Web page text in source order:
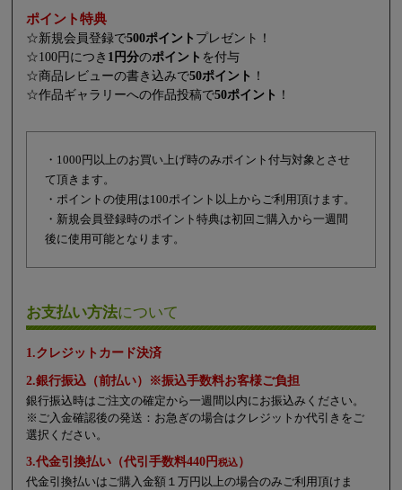
ポイント特典
☆新規会員登録で500ポイント プレゼント！
☆100円につき 1円分のポイント を付与
☆商品レビューの書き込みで50ポイント ！
☆作品ギャラリーへの作品投稿で50ポイント ！
・1000円以上のお買い上げ時のみポイント付与対象とさせ
て頂きます。
・ポイントの使用は100ポイント以上からご利用頂けます。
・新規会員登録時のポイント特典は初回ご購入から一週間
後に使用可能となります。
お支払い方法について
1.クレジットカード決済
2.銀行振込（前払い）※振込手数料お客様ご負担
銀行振込時はご注文の確定から一週間以内にお振込みください。
※ご入金確認後の発送：お急ぎの場合はクレジットか代引きをご
選択ください。
3.代金引換払い（代引手数料440円税込）
代金引換払いはご購入金額１万円以上の場合のみご利用頂けま